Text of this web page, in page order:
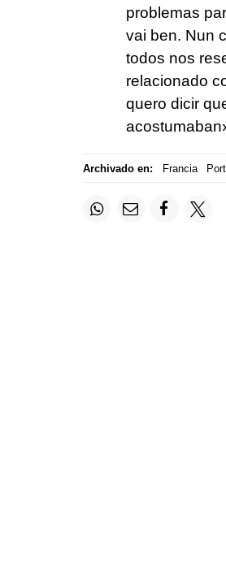
problemas
vai ben. Nun
todos nos
relacionado
quero dicir
Archivado en: Francia